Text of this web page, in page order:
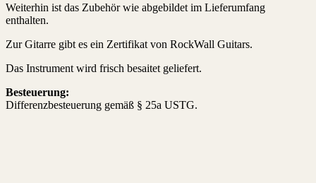
Weiterhin ist das Zubehör wie abgebildet im Lieferumfang
enthalten.
Zur Gitarre gibt es ein Zertifikat von RockWall Guitars.
Das Instrument wird frisch besaitet geliefert.
Besteuerung:
Differenzbesteuerung gemäß § 25a USTG.